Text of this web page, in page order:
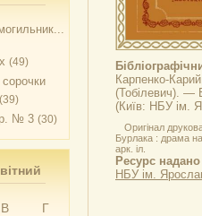
(49)
сорочки
(39)
№ 3 (30)
В
Г
Карпенко-
(Тобілевич). —
(Київ: НБУ ім.
Оригінал
Бурлака : драма
арк. іл.
Ресурс надано
НБУ ім.